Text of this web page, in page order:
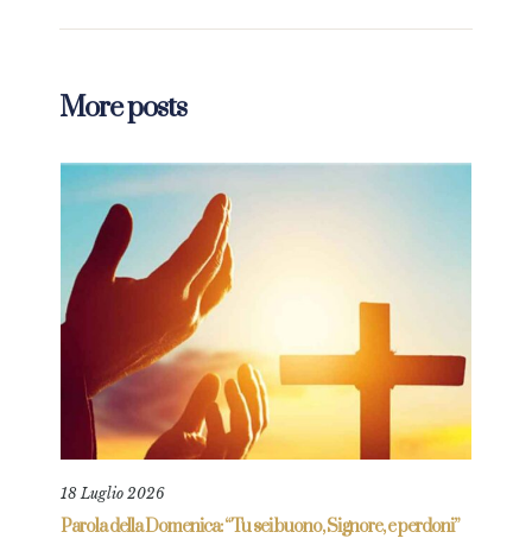
More posts
18 Luglio 2026
Parola della Domenica: “Tu sei buono, Signore, e perdoni”